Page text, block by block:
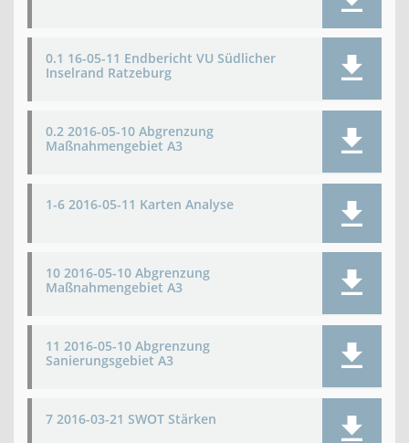
0.1 16-05-11 Endbericht VU Südlicher
Inselrand Ratzeburg
0.2 2016-05-10 Abgrenzung
Maßnahmengebiet A3
1-6 2016-05-11 Karten Analyse
10 2016-05-10 Abgrenzung
Maßnahmengebiet A3
11 2016-05-10 Abgrenzung
Sanierungsgebiet A3
7 2016-03-21 SWOT Stärken